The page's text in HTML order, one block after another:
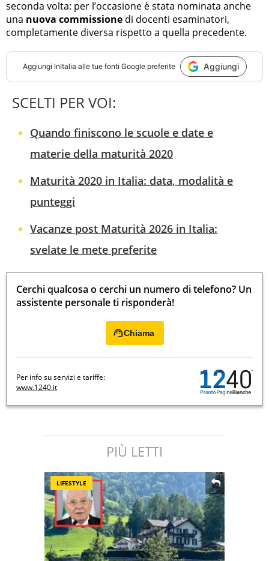
seconda volta: per l’occasione è stata nominata anche
una nuova commissione di docenti esaminatori,
completamente diversa rispetto a quella precedente.
Aggiungi InItalia alle tue fonti Google preferite Aggiungi
SCELTI PER VOI:
Quando finiscono le scuole e date e
materie della maturità 2020
Maturità 2020 in Italia: data, modalità e
punteggi
Vacanze post Maturità 2026 in Italia:
svelate le mete preferite
Cerchi qualcosa o cerchi un numero di telefono? Un
assistente personale ti risponderà!
Chiama
Per info su servizi e tariffe:
www.1240.it
PIÙ LETTI
LIFESTYLE